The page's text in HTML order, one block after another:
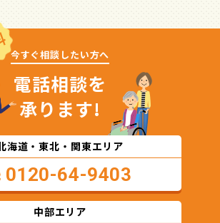
今すぐ相談したい方へ
電話相談を
承ります!
海道・東北・関東エリア
0120-64-9403
中部エリア